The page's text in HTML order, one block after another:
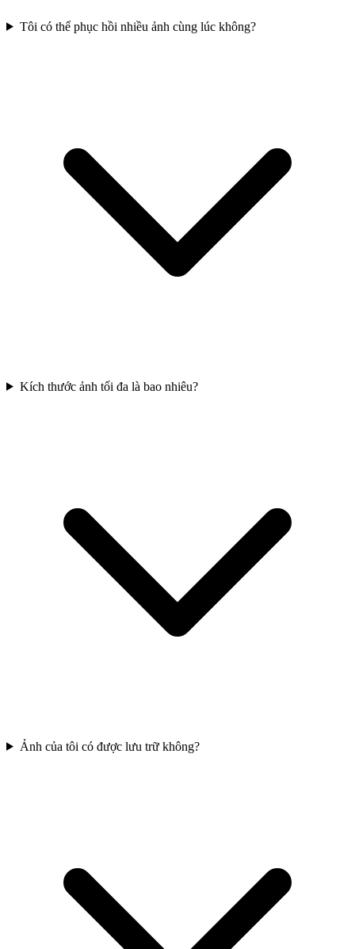
Tôi có thể phục hồi nhiều ảnh cùng lúc không?
Kích thước ảnh tối đa là bao nhiêu?
Ảnh của tôi có được lưu trữ không?